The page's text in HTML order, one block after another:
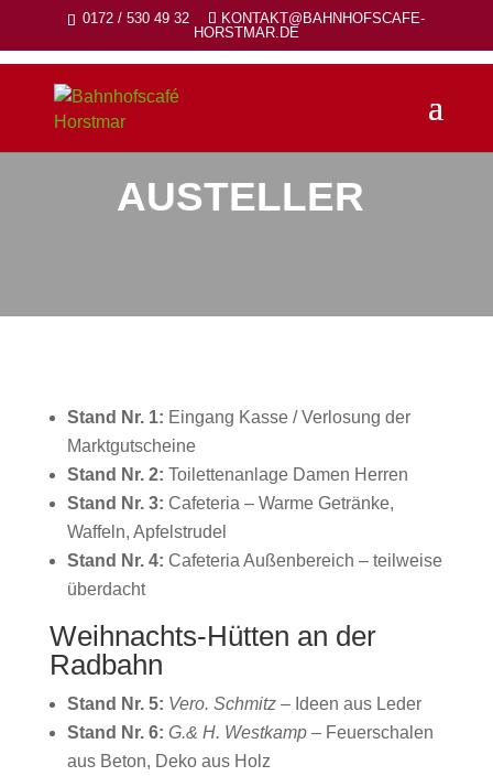
0172 / 530 49 32
KONTAKT@BAHNHOFSCAFE-
HORSTMAR.DE
AUSTELLER
Stand Nr. 1: Eingang Kasse / Verlosung der
Marktgutscheine
Stand Nr. 2: Toilettenanlage Damen Herren
Stand Nr. 3: Cafeteria – Warme Getränke,
Waffeln, Apfelstrudel
Stand Nr. 4: Cafeteria Außenbereich – teilweise
überdacht
Weihnachts-Hütten an der
Radbahn
Stand Nr. 5: Vero. Schmitz– Ideen aus Leder
Stand Nr. 6: G.& H. Westkamp– Feuerschalen
aus Beton, Deko aus Holz